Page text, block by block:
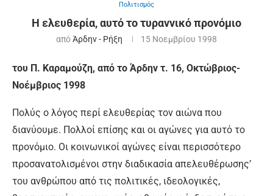
Πολιτισμός
Η ελευθερία, αυτό το τυραννικό προνόμιο
απόΆρδην - Ρήξη 15 Νοεμβρίου 1998
του Π. Καραμούζη, από το Άρδην τ. 16, Οκτώβριος-
Νοέμβριος 1998
Πολύς ο λόγος περί ελευθερίας τον αιώνα που
διανύουμε. Πολλοί επίσης και οι αγώνες για αυτό το
προνόμιο. Οι κοινωνικοί αγώνες είναι περισσότερο
προσανατολισμένοι στην διαδικασία απελευθέρωσης’
του ανθρώπου από τις πολιτικές, ιδεολογικές,